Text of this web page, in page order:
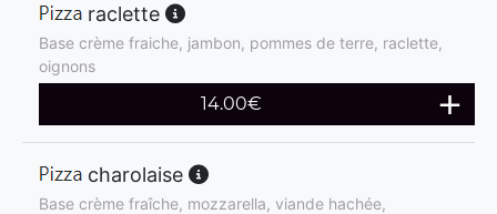
raclette
Base crème fraiche, jambon, pommes de terre, raclette,
oignons
14.00€
charolaise
Base crème fraîche, mozzarella, viande hachée,